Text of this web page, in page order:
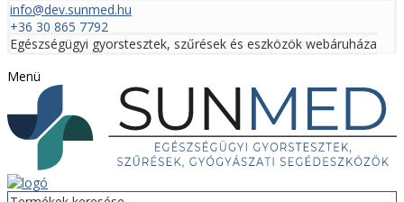
info@dev.sunmed.hu
+36 30 865 7792
Egészségügyi gyorstesztek, szűrések és eszközök webáruháza
Menü